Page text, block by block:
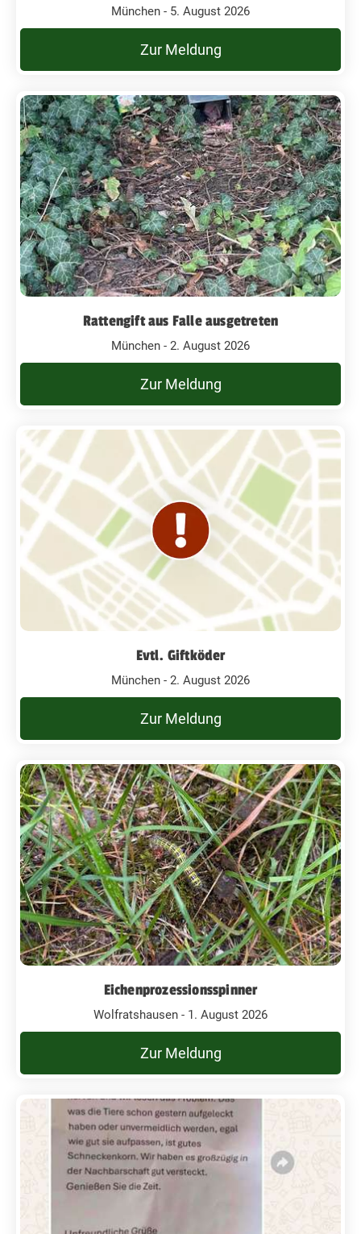
München - 5. August 2026
Zur Meldung
Rattengift aus Falle ausgetreten
München - 2. August 2026
Zur Meldung
Evtl. Giftköder
München - 2. August 2026
Zur Meldung
Eichenprozessionsspinner
Wolfratshausen - 1. August 2026
Zur Meldung